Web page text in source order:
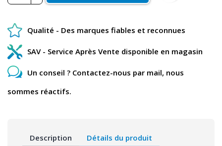
Qualité - Des marques fiables et reconnues
SAV - Service Après Vente disponible en magasin
Un conseil ? Contactez-nous par mail, nous
sommes réactifs.
Description Détails du produit